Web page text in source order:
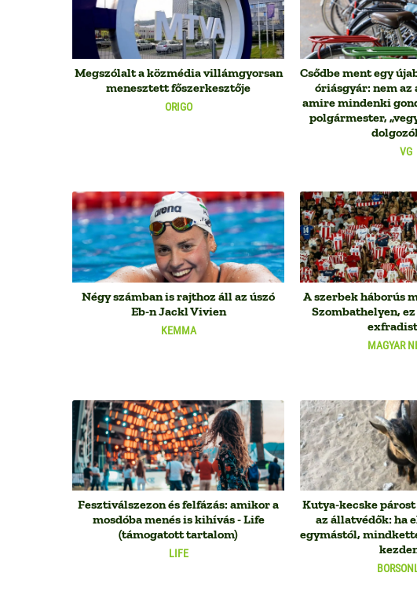
ORIGO
Megszólalt a közmédia villámgyorsan
menesztett főszerkesztője
VG
Csődbe ment egy
óriásgyár: nem az
amire mindenki
polgármester,
KEMMA
Négy számban is rajthoz áll az úszó
Eb-n Jackl Vivien
MAGYAR
A szerbek háborús
Szombathelyen,
LIFE
Fesztiválszezon és felfázás: amikor a
mosdóba menés is kihívás - Life
(támogatott tartalom)
Kutya-kecske
az állatvédők: ha
egymástól,